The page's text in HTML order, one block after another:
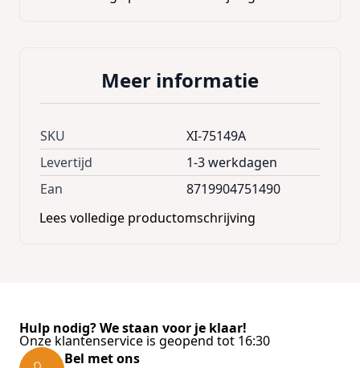
Meer informatie
SKU
XI-75149A
Levertijd
1-3 werkdagen
Ean
8719904751490
Lees volledige productomschrijving
Hulp nodig? We staan voor je klaar!
Onze klantenservice is geopend tot 16:30
Bel met ons